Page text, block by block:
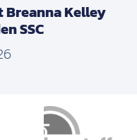
Kelley
SSC